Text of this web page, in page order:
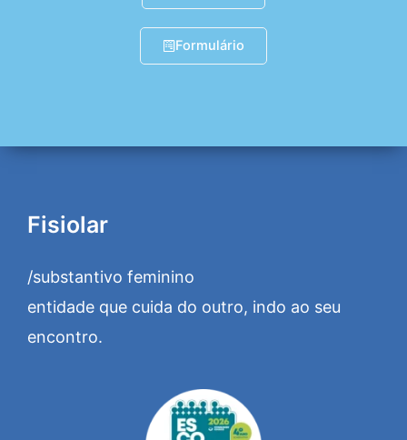
Formulário
Fisiolar
/substantivo feminino
entidade que cuida do outro, indo ao seu
encontro.